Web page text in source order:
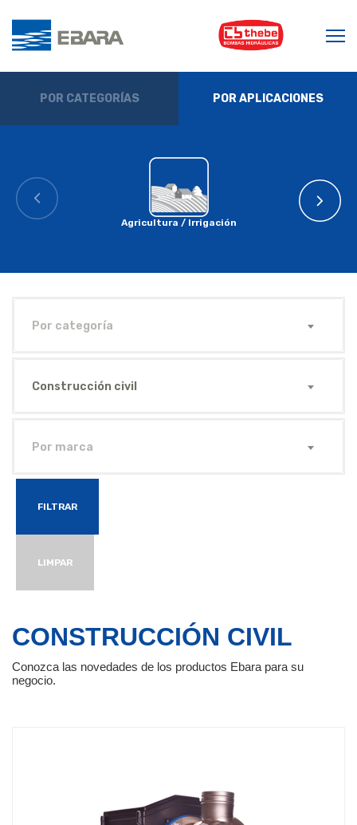
POR CATEGORÍAS POR APLICACIONES
Agricultura / Irrigación
Por categoría
Construcción civil
Por marca
FILTRAR
LIMPAR
CONSTRUCCIÓN CIVIL
Conozca las novedades de los productos Ebara para su
negocio.